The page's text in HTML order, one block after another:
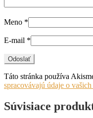
Meno *
E-mail *
Táto stránka používa
spracovávajú údaje o
Súvisiace